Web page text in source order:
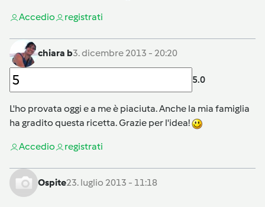
Accedio registrati
chiara b3. dicembre 2013 - 20:20
5.0
L'ho provata oggi e a me è piaciuta. Anche la mia famiglia
ha gradito questa ricetta. Grazie per l'idea!
Accedio registrati
Ospite23. luglio 2013 - 11:18